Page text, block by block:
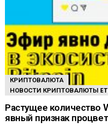
КРИПТОВАЛЮТА
НОВОСТИ КРИПТОВАЛЮТЫ
Растущее количество
явный признак